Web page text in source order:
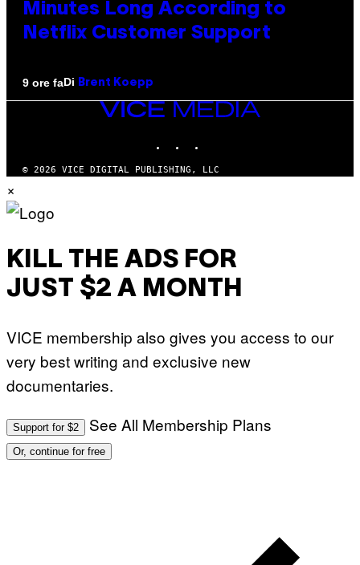
Minutes Long According to
Netflix Customer Support
9 ore faDi Brent Koepp
VICE
© 2026 VICE DIGITAL PUBLISHING, LLC
×
KILL THE ADS FOR
JUST $2 A MONTH
VICE membership also gives you access to our
very best writing and exclusive new
documentaries.
Support for $2 See All Membership Plans
Or, continue for free